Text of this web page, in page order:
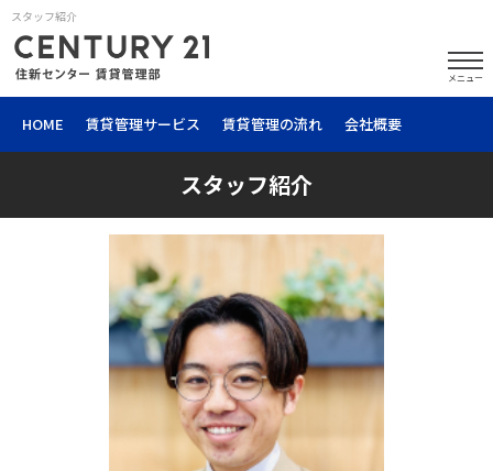
スタッフ紹介
メニュー
HOME 賃貸管理サービス 賃貸管理の流れ 会社概要
スタッフ紹介